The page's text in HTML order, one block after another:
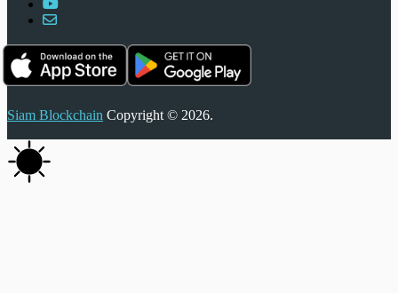
Siam Blockchain Copyright © 2026.